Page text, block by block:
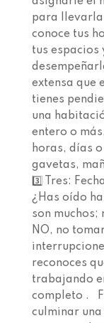
para llevarla
conoce tus
tus espacios
extensa que
tienes
una
entero o
horas, días
gavetas,
3️⃣ Tres:⁣⁣⁣⁣⁣⁣⁣⁣
¿Has oído
son muchos;
NO, no
reconoces
trabajando
completo .
culminar